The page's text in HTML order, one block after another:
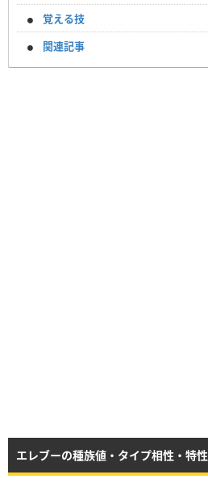
覚える技
関連記事
エレブーの種族値・タイプ相性・特性